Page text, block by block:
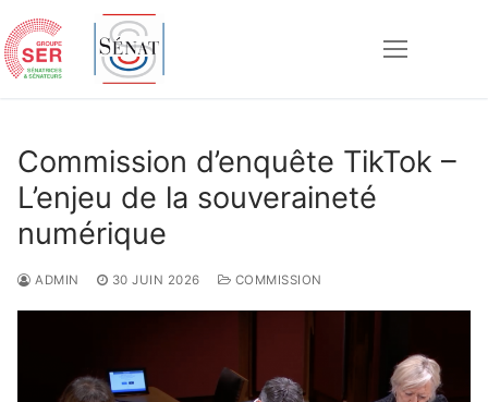
au
contenu
Commission d’enquête TikTok –
L’enjeu de la souveraineté
numérique
ADMIN 30 JUIN 2026 COMMISSION